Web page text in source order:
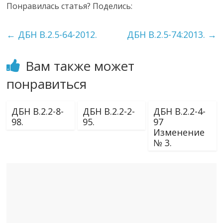
Понравилась статья? Поделись:
← ДБН В.2.5-64-2012. ДБН В.2.5-74:2013. →
Вам также может
понравиться
ДБН В.2.2-8-
98.
ДБН В.2.2-2-
95.
ДБН В.2.2-4-
97
Изменение
№ 3.